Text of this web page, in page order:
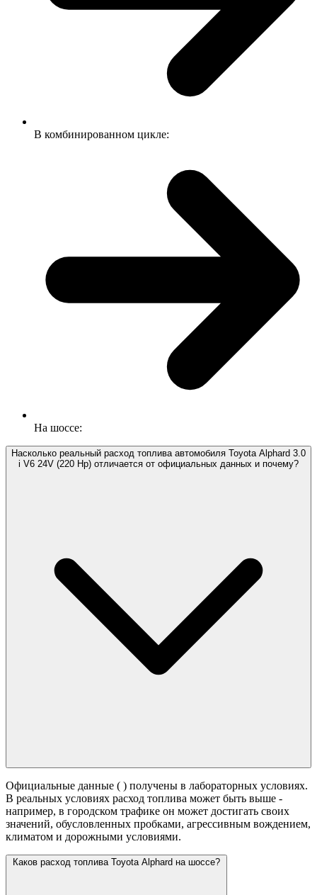
В комбинированном цикле:
На шоссе:
Насколько реальный расход топлива автомобиля Toyota Alphard 3.0
i V6 24V (220 Hp) отличается от официальных данных и почему?
Официальные данные ( ) получены в лабораторных условиях.
В реальных условиях расход топлива может быть выше -
например, в городском трафике он может достигать своих
значений, обусловленных пробками, агрессивным вождением,
климатом и дорожными условиями.
Каков расход топлива Toyota Alphard на шоссе?